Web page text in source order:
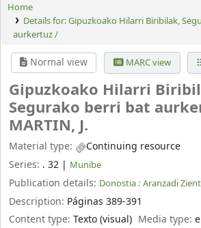
Home
Details for:Gipuzkoako Hilarri Biribilak,
aurkertuz /
Normal view MARC view
Gipuzkoako Hilarri
Segurako berri bat
MARTIN, J.
Material type:
Continuing resource
Series: . 32 | Munibe
Publication details: Donostia : Aranzadi
Description: Páginas 389-391
Content type: Texto (visual) Media type: